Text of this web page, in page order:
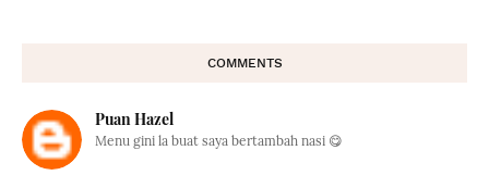
COMMENTS
Puan Hazel
Menu gini la buat saya bertambah nasi 😋